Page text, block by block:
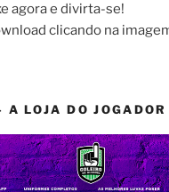
agora e divirta-se!
clicando na
A LOJA DO JOGADOR